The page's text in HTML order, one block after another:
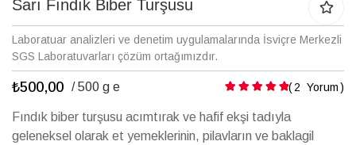
atla
Sarı Fındık Biber Turşusu
Laboratuar analizleri ve denetim uygulamalarında İsviçre Merkezli
SGS Laboratuvarları çözüm ortağımızdır.
₺500,00 / 500 g e Puanlama: 2 Yorum
Fındık biber turşusu acımtırak ve hafif ekşi tadıyla
geleneksel olarak et yemeklerinin, pilavların ve baklagil